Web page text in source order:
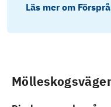
Läs mer om